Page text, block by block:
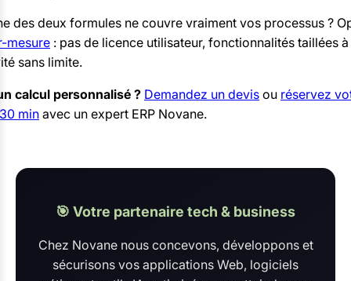
des deux formules ne couvre vraiment vos processus ?
mesure : pas de licence utilisateur, fonctionnalités taillées
sans limite.
calcul personnalisé ? Demandez un devis ou réservez
min avec un expert ERP Novane.
🎯 Votre partenaire tech & business
Chez Novane nous concevons, développons et
sécurisons vos applications Web, logiciels